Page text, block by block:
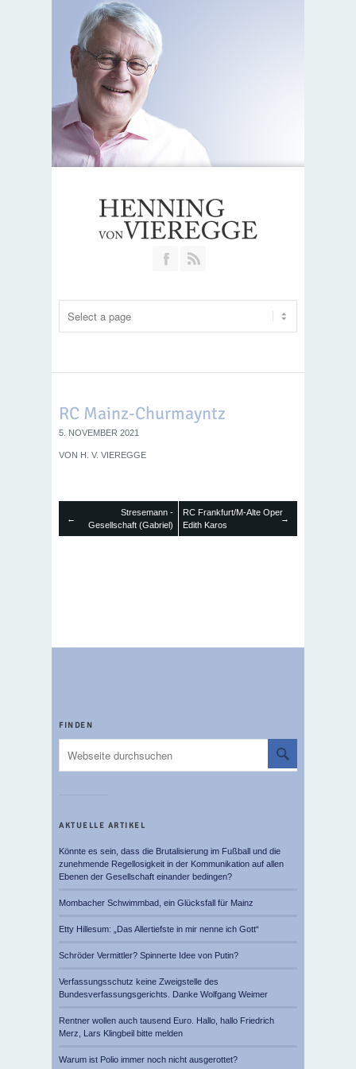
Join our Facebook Group
RC Mainz-Churmayntz
5. NOVEMBER 2021
VON H. V. VIEREGGE
←
Stresemann -
Gesellschaft (Gabriel)
RC Frankfurt/M-Alte Oper
Edith Karos
→
FINDEN
AKTUELLE ARTIKEL
Könnte es sein, dass die Brutalisierung im Fußball und die
zunehmende Regellosigkeit in der Kommunikation auf allen
Ebenen der Gesellschaft einander bedingen?
Mombacher Schwimmbad, ein Glücksfall für Mainz
Etty Hillesum: „Das Allertiefste in mir nenne ich Gott“
Schröder Vermittler? Spinnerte Idee von Putin?
Verfassungsschutz keine Zweigstelle des
Bundesverfassungsgerichts. Danke Wolfgang Weimer
Rentner wollen auch tausend Euro. Hallo, hallo Friedrich
Merz, Lars Klingbeil bitte melden
Warum ist Polio immer noch nicht ausgerottet?